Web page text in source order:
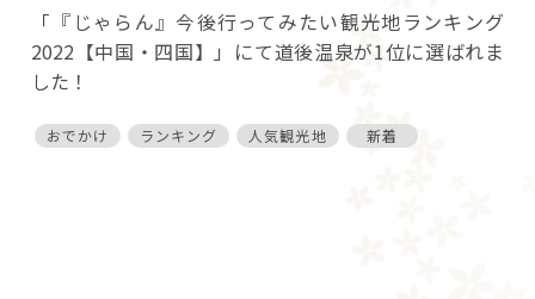
「『じゃらん』今後行ってみたい観光地ランキング
2022【中国・四国】」にて道後温泉が1位に選ばれま
した！
おでかけ ランキング 人気観光地 新着